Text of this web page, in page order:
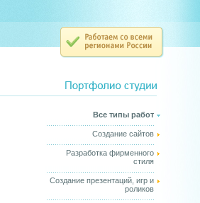
Все типы работ
Создание сайтов
Разработка фирменного
стиля
Создание презентаций, игр и
роликов